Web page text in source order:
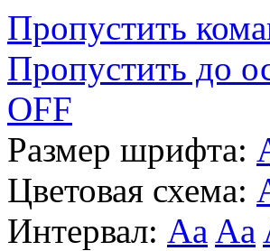
Пропустить
Пропустить до
OFF
Размер шрифта:
Цветовая схема:
Интервал: Aa Aa